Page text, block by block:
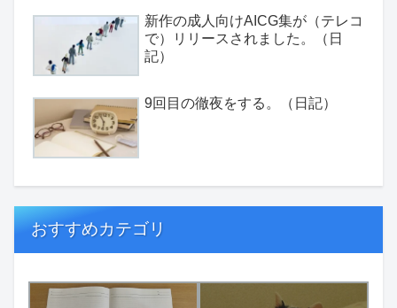
新作の成人向けAICG集が（テレコ
で）リリースされました。（日
記）
9回目の徹夜をする。（日記）
おすすめカテゴリ